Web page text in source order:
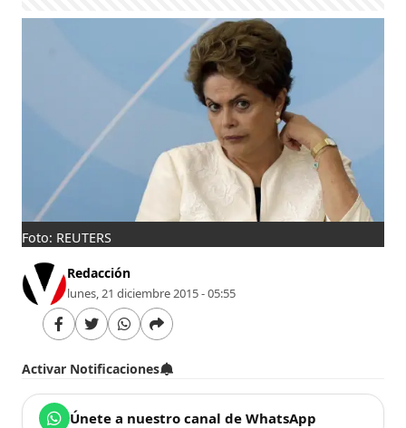
Foto: REUTERS
Redacción
lunes, 21 diciembre 2015 - 05:55
Activar Notificaciones
Únete a nuestro canal de WhatsApp